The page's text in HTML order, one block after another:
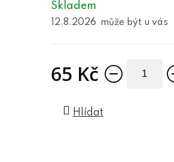
Skladem
12.8.2026
65 Kč
Hlídat